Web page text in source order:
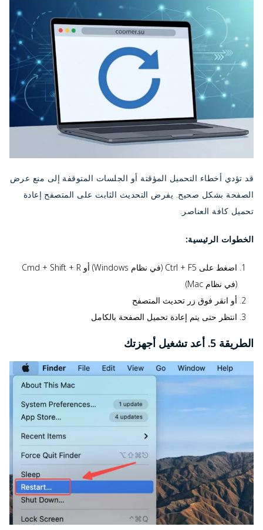
قد تؤدي أخطاء التحميل المؤقتة أو الجلسات المتوقفة إلى منع عرض
الصفحة بشكل صحيح. يفرض التحديث الثابت على المتصفح إعادة
تحميل كافة العناصر.
الخطوات الرئيسية:
اضغط على Ctrl + F5 (في نظام Windows) أو Cmd + Shift + R
(في نظام Mac)
أو انقر فوق زر تحديث المتصفح
انتظر حتى يتم إعادة تحميل الصفحة بالكامل
الطريقة 5. أعد تشغيل أجهزتك